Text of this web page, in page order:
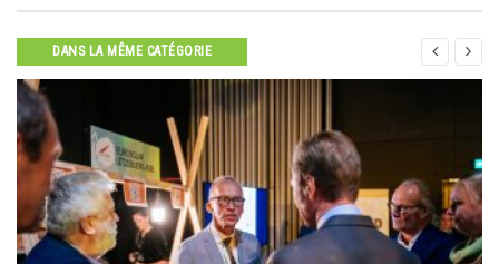
DANS LA MÊME CATÉGORIE  